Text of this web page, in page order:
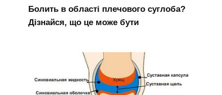
Болить в області плечового суглоба?
Дізнайся, що це може бути